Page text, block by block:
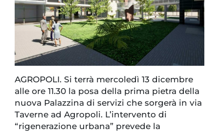
AGROPOLI. Si terrà mercoledì 13 dicembre
alle ore 11.30 la posa della prima pietra della
nuova Palazzina di servizi che sorgerà in via
Taverne ad Agropoli. L’intervento di
“rigenerazione urbana” prevede la